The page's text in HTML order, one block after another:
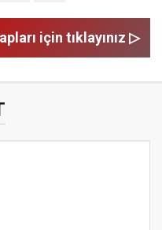
için tıklayınız ▷